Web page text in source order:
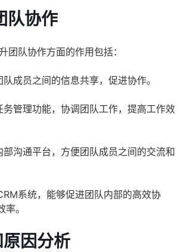
队协作
团队协作方面的作用包括：
队成员之间的信息共享，促进协作。
务管理功能，协调团队工作，提高工作效
部沟通平台，方便团队成员之间的交流和
系统，能够促进团队内部的高效协
。
因分析